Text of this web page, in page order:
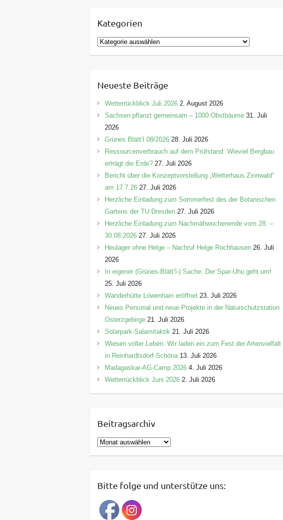
Kategorien
K
a
g
o
r
e
n
Neueste Beiträge
Wetterrückblick Juli 2026 2. August 2026
Sachsen pflanzt gemeinsam – 1000 Obstbäume 31. Juli
2026
Grünes Blätt’l 08/2026 28. Juli 2026
Ressourcenverbrauch auf dem Prüfstand: Wieviel Bergbau
erträgt die Erde? 27. Juli 2026
Bericht über die Konzeptvorstellung „Wetterhaus Zinnwald“
am 17.7.26 27. Juli 2026
Herzliche Einladung zum Sommerfest des der Botanischen
Gartens der TU Dresden 27. Juli 2026
Herzliche Einladung zum Nachmähwochenende vom 28. –
30.08.2026 27. Juli 2026
Heulager ohne Helge – Nachruf Helge Rochhausen 26. Juli
2026
In eigener (Grünes-Blätt’l-) Sache: Der Spar-Uhu geht um!
25. Juli 2026
Wanderhütte Löwenhain eröffnet 23. Juli 2026
Neues Personal und neue Projekte in der Naturschutzstation
Osterzgebirge 21. Juli 2026
Solarpark-Salamitaktik 21. Juli 2026
Wiesen voller Leben: Wir laden ein zum Fest der Artenvielfalt
in Reinhardtsdorf-Schöna 13. Juli 2026
Madagaskar-AG-Camp 2026 4. Juli 2026
Wetterrückblick Juni 2026 2. Juli 2026
Beitragsarchiv
B
e
r
g
Bitte folge und unterstütze uns: